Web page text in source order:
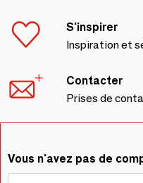
S'inspirer
Inspiration et
Contacter
Prises de
Vous n'avez pas de